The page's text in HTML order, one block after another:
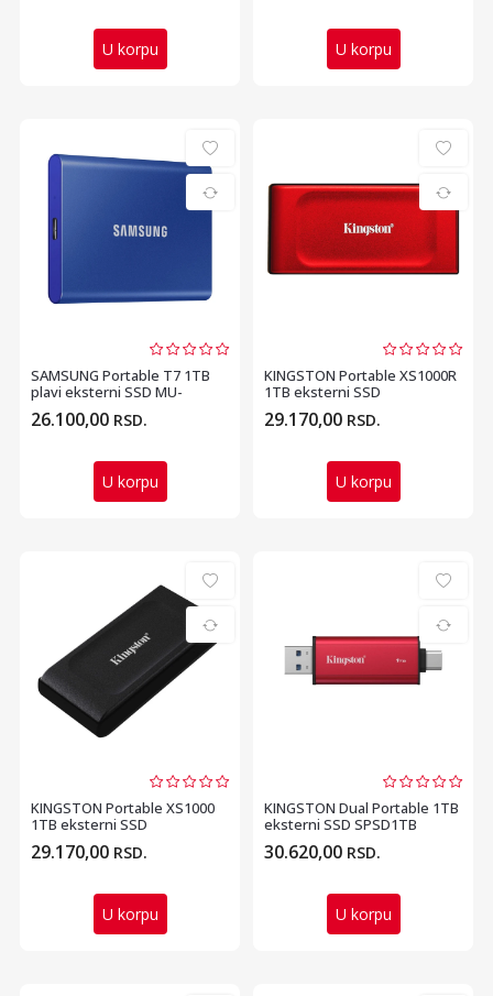
U korpu U korpu
SAMSUNG Portable T7 1TB
plavi eksterni SSD MU-
PC1T0H
26.100,00 RSD.
U korpu
KINGSTON Portable XS1000R
1TB eksterni SSD
SXS1000R1000G
29.170,00 RSD.
U korpu
KINGSTON Portable XS1000
1TB eksterni SSD
SXS10001000G
29.170,00 RSD.
U korpu
KINGSTON Dual Portable 1TB
eksterni SSD SPSD1TB
30.620,00 RSD.
U korpu